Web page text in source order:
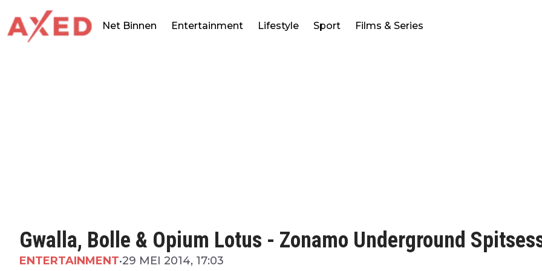
Net Binnen Entertainment Lifestyle Sport Films & Series
Gwalla, Bolle & Opium Lotus - Zonamo Underground
ENTERTAINMENT•29 MEI 2014, 17:03